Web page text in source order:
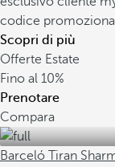
codice
Scopri di più
Offerte Estate
Fino al 10%
Prenotare
Compara
Barceló Tiran